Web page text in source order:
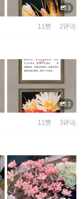
3
11赞 2评论
3
11赞 3评论